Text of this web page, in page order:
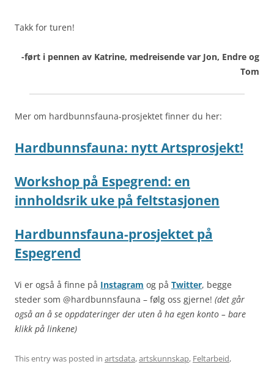
Takk for turen!
-ført i pennen av Katrine, medreisende var Jon, Endre og
Tom
Mer om hardbunnsfauna-prosjektet finner du her:
Hardbunnsfauna: nytt Artsprosjekt!
Workshop på Espegrend: en
innholdsrik uke på feltstasjonen
Hardbunnsfauna-prosjektet på
Espegrend
Vi er også å finne på Instagram og på Twitter, begge
steder som @hardbunnsfauna – følg oss gjerne! (det går
også an å se oppdateringer der uten å ha egen konto – bare
klikk på linkene)
This entry was posted in artsdata,artskunnskap, Feltarbeid,